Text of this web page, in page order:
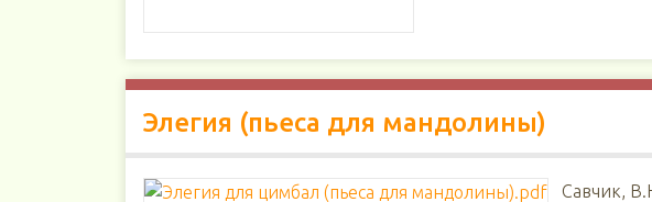
Элегия (пьеса для мандолины)
Савчик,